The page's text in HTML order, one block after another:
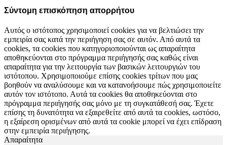
Σύντομη επισκόπηση απορρήτου
Αυτός ο ιστότοπος χρησιμοποιεί cookies για να βελτιώσει την
εμπειρία σας κατά την περιήγηση σας σε αυτόν. Από αυτά τα
cookies, τα cookies που κατηγοριοποιούνται ως απαραίτητα
αποθηκεύονται στο πρόγραμμα περιήγησής σας καθώς είναι
απαραίτητα για την λειτουργία των βασικών λειτουργιών του
ιστότοπου. Χρησιμοποιούμε επίσης cookies τρίτων που μας
βοηθούν να αναλύσουμε και να κατανοήσουμε πώς χρησιμοποιείτε
αυτόν τον ιστότοπο. Αυτά τα cookies θα αποθηκεύονται στο
πρόγραμμα περιήγησής σας μόνο με τη συγκατάθεσή σας. Έχετε
επίσης τη δυνατότητα να εξαιρεθείτε από αυτά τα cookies, ωστόσο,
η εξαίρεση ορισμένων από αυτά τα cookie μπορεί να έχει επίδραση
στην εμπειρία περιήγησης.
Απαραίτητα